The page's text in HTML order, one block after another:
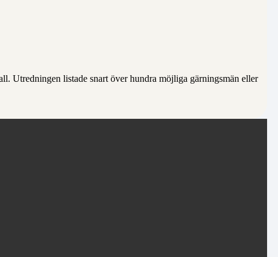
Utredningen listade snart över hundra möjliga gärningsmän eller